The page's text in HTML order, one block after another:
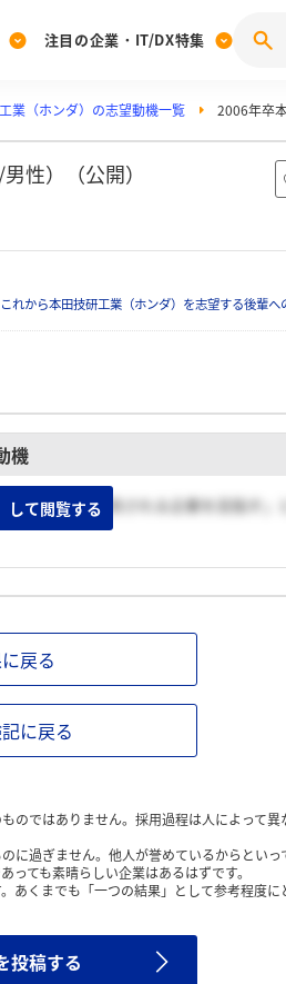
[27卒] 本選考体験記投稿キャンペー
みんなのDX企業就職ブランド調査
注目の企業・IT/DX特集
業（ホンダ）の志望動機一覧 2006年卒
性）（公開）
から本田技研工業（ホンダ）を志望する後輩へ
機
。「存在を期待される企業を目指す」
して閲覧する
戻る
に戻る
のではありません。採用過程は人によって
に過ぎません。他人が誉めているからとい
ても素晴らしい企業はあるはずです。
くまでも「一つの結果」として参考程度に
投稿する